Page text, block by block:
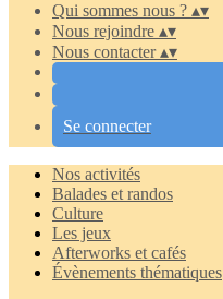
Qui sommes nous ? ▴▾
Nous rejoindre ▴▾
Nous contacter▴▾
Se connecter
Nos activités
Balades et randos
Culture
Les jeux
Afterworks et cafés
Évènements thématiques